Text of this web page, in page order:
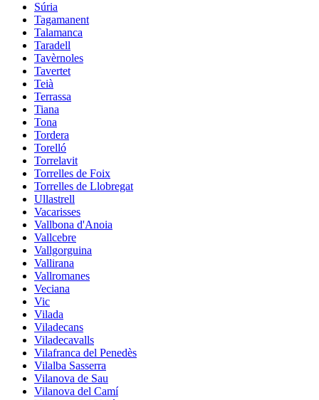
Súria
Tagamanent
Talamanca
Taradell
Tavèrnoles
Tavertet
Teià
Terrassa
Tiana
Tona
Tordera
Torelló
Torrelavit
Torrelles de Foix
Torrelles de Llobregat
Ullastrell
Vacarisses
Vallbona d'Anoia
Vallcebre
Vallgorguina
Vallirana
Vallromanes
Veciana
Vic
Vilada
Viladecans
Viladecavalls
Vilafranca del Penedès
Vilalba Sasserra
Vilanova de Sau
Vilanova del Camí